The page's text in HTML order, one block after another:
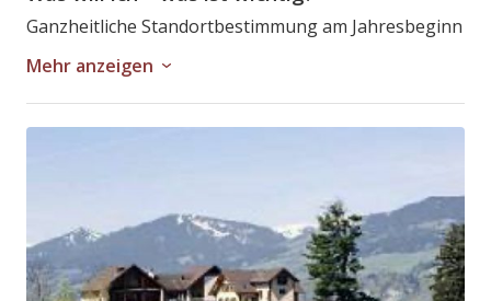
Ganzheitliche Standortbestimmung am Jahresbeginn
Mehr anzeigen